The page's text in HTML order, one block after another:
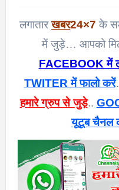
लगातारखबर24×7 के
में जुड़े… आपको
FACEBOOK में
TWITER में फालो करें
हमारे ग्रुप से जुड़े..
यूटूब चैनल